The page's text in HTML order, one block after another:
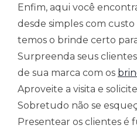
Enfim, aqui você
desde simples com
temos o brinde certo
Surpreenda seus
de sua marca com os
Aproveite a visita e
Sobretudo não se
Presentear os clientes